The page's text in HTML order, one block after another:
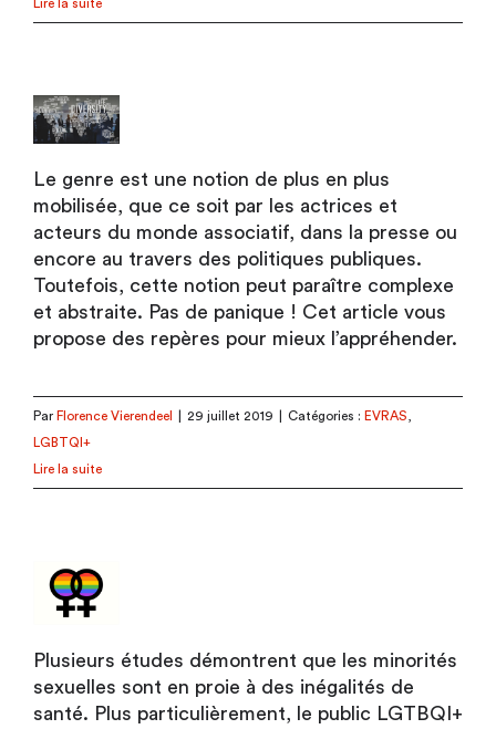
Lire la suite
Le genre est une notion de plus en plus
mobilisée, que ce soit par les actrices et
acteurs du monde associatif, dans la presse ou
encore au travers des politiques publiques.
Toutefois, cette notion peut paraître complexe
et abstraite. Pas de panique ! Cet article vous
propose des repères pour mieux l’appréhender.
Par Florence Vierendeel 29 juillet 2019 Catégories : EVRAS
LGBTQI+
Lire la suite
Plusieurs études démontrent que les minorités
sexuelles sont en proie à des inégalités de
santé. Plus particulièrement, le public LGTBQI+